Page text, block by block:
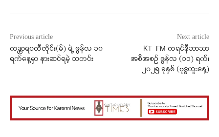
Previous article
ကန္တာရဝတီတိုင်း(မ်) ရဲ့ ဇွန်လ ၁၀
ရက်နေ့မှာ နားဆင်ရမဲ့ သတင်း
Next article
KT-FM ကရင်နီဘာသာ
အစီအစဉ် ဇွန်လ (၁၁) ရက်၊
၂၀၂၅ ခုနှစ် (ဗုဒ္ဓဟူးနေ့)